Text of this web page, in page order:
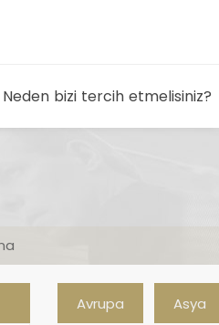
Neden bizi tercih etmelisiniz?
Avrupa Asya